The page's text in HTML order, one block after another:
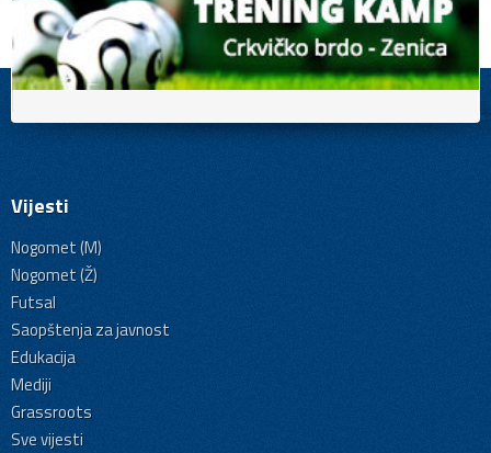
Vijesti
Nogomet (M)
Nogomet (Ž)
Futsal
Saopštenja za javnost
Edukacija
Mediji
Grassroots
Sve vijesti